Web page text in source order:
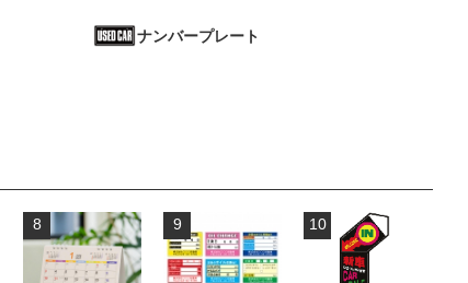
ナンバープレート
8 9 10